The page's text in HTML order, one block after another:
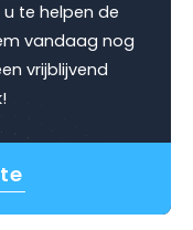
te helpen de
vandaag nog
vrijblijvend